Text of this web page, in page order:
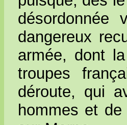
désordonnée
dangereux
armée, dont
troupes
déroute, qui
hommes et